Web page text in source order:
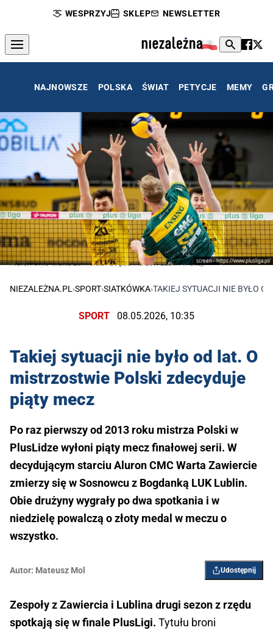
WESPRZYJ SKLEP NEWSLETTER
NAJNOWSZE POLSKA ŚWIAT PETYCJE MEMY
screen - https://www.plusliga.pl/
Aluron CMC Warta Zawiercie i Bogdanka LUK Lublin w akcji
NIEZALEŻNA.PL ›SPORT›SIATKÓWKA›TAKIEJ SYTUACJI NIE BYŁO
SPORT 08.05.2026, 10:35
Takiej sytuacji nie było od lat. O
mistrzostwie Polski zdecyduje
piąty mecz
Po raz pierwszy od 2013 roku mistrza Polski w
PlusLidze wyłoni piąty mecz finałowej serii. W
decydującym starciu Aluron CMC Warta Zawiercie
zmierzy się w Sosnowcu z Bogdanką LUK Lublin.
Obie drużyny wygrały po dwa spotkania i w
niedzielę powalczą o złoty medal w meczu o
wszystko.
Autor: Mateusz Mol Udostępnij
Zespoły z Zawiercia i Lublina drugi sezon z rzędu
spotkają się w finale PlusLigi. Tytułu broni